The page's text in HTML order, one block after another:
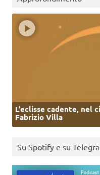
L’eclisse cadente, nel
Fabrizio Villa
Su Spotify e su